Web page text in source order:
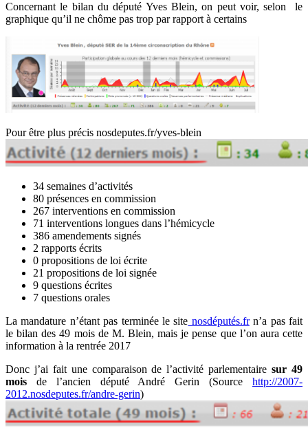
Concernant le bilan du député Yves Blein, on peut voir, selon le
graphique qu’il ne chôme pas trop par rapport à certains
Pour être plus précis nosdeputes.fr/yves-blein
34 semaines d’activités
80 présences en commission
267 interventions en commission
71 interventions longues dans l’hémicycle
386 amendements signés
2 rapports écrits
0 propositions de loi écrite
21 propositions de loi signée
9 questions écrites
7 questions orales
La mandature n’étant pas terminée le site nosdéputés.frn’a pas fait
le bilan des 49 mois de M. Blein, mais je pense que l’on aura cette
information à la rentrée 2017
Donc j’ai fait une comparaison de l’activité parlementairesur 49
mois de l’ancien député André Gerin (Source
http://2007-
2012.nosdeputes.fr/andre-gerin)